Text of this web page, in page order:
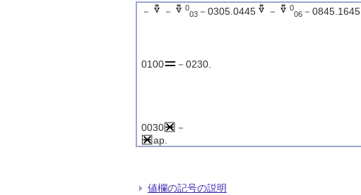
－
－ 0
03－0305.0445 － 0
06－0845.1645
0100 －0230.
0030
－
ap.
値欄の記号の説明